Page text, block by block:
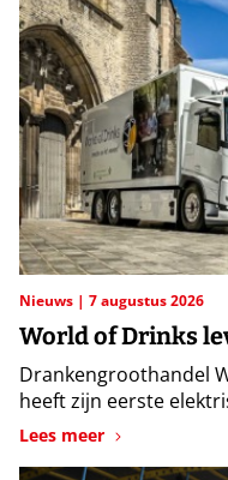
Nieuws 7 augustus 2026
World of Drinks
Drankengroothandel
heeft zijn eerste
Lees meer